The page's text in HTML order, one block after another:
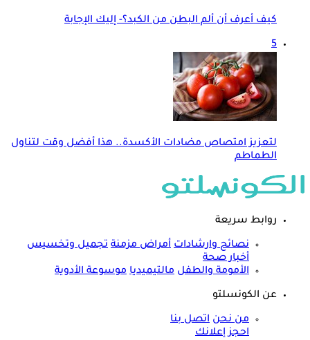
كيف أعرف أن ألم البطن من الكبد؟- إليك الإجابة
5
لتعزيز امتصاص مضادات الأكسدة.. هذا أفضل وقت لتناول
الطماطم
روابط سريعة
نصائح وارشادات أمراض مزمنة تجميل وتخسيس
أخبار صحة
الأمومة والطفل مالتيميديا موسوعة الأدوية
عن الكونسلتو
من نحن اتصل بنا
احجز إعلانك